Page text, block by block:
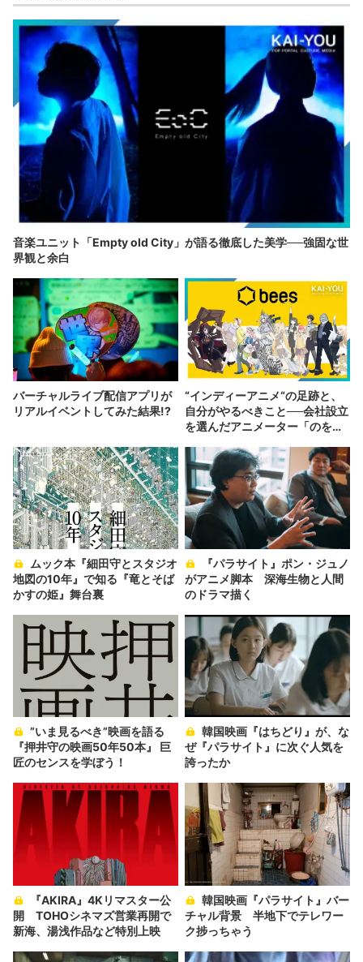
音楽ユニット「Empty old City」が語る徹底した美学──強固な世
界観と余白
バーチャルライブ配信アプリが
リアルイベントしてみた結果!?
“インディーアニメ“の足跡と、
自分がやるべきこと──会社設立
を選んだアニメーター「のを
地図の10年』で知る『竜とそば
かすの姫』舞台裏
がアニメ脚本 深海生物と人間
のドラマ描く
『押井守の映画50年50本』 巨
匠のセンスを学ぼう！
ぜ『パラサイト』に次ぐ人気を
誇ったか
開 TOHOシネマズ営業再開で
新海、湯浅作品など特別上映
チャル背景 半地下でテレワー
ク捗っちゃう